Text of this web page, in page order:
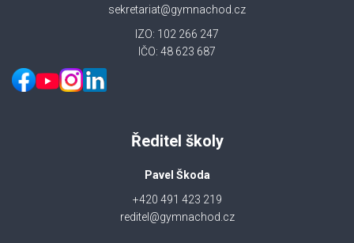
sekretariat@gymnachod.cz
IZO: 102 266 247
IČO: 48 623 687
Ředitel školy
Pavel Škoda
+420 491 423 219
reditel@gymnachod.cz